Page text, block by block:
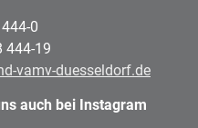
0
444-19
vamv-duesseldorf.de
auch bei Instagram